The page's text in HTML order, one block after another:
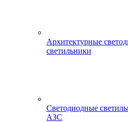
Архитектурные
светильники
Светодиодные
АЗС